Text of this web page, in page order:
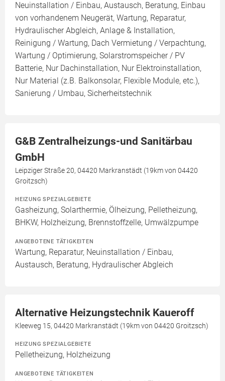
Neuinstallation / Einbau, Austausch, Beratung, Einbau
von vorhandenem Neugerät, Wartung, Reparatur,
Hydraulischer Abgleich, Anlage & Installation,
Reinigung / Wartung, Dach Vermietung / Verpachtung,
Wartung / Optimierung, Solarstromspeicher / PV
Batterie, Nur Dachinstallation, Nur Elektroinstallation,
Nur Material (z.B. Balkonsolar, Flexible Module, etc.),
Sanierung / Umbau, Sicherheitstechnik
G&B Zentralheizungs-und Sanitärbau
GmbH
Leipziger Straße 20, 04420 Markranstädt (19km von 04420
Groitzsch)
HEIZUNG SPEZIALGEBIETE
Gasheizung, Solarthermie, Ölheizung, Pelletheizung,
BHKW, Holzheizung, Brennstoffzelle, Umwälzpumpe
ANGEBOTENE TÄTIGKEITEN
Wartung, Reparatur, Neuinstallation / Einbau,
Austausch, Beratung, Hydraulischer Abgleich
Alternative Heizungstechnik Kaueroff
Kleeweg 15, 04420 Markranstädt (19km von 04420 Groitzsch)
HEIZUNG SPEZIALGEBIETE
Pelletheizung, Holzheizung
ANGEBOTENE TÄTIGKEITEN